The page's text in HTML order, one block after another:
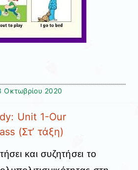
Οκτωβρίου 2020
Unit 1-Our
(Στ’ τάξη)
και συζητήσει το